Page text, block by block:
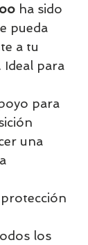
ha sido
pueda
a tu
Ideal para
para
una
los